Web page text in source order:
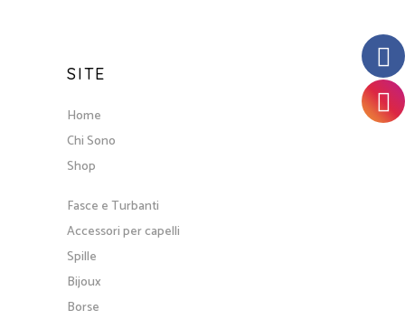
SITE
Home
Chi Sono
Shop
Fasce e Turbanti
Accessori per capelli
Spille
Bijoux
Borse